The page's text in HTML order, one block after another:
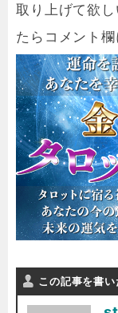
取り上げて欲
たらコメント欄
この記事を書い